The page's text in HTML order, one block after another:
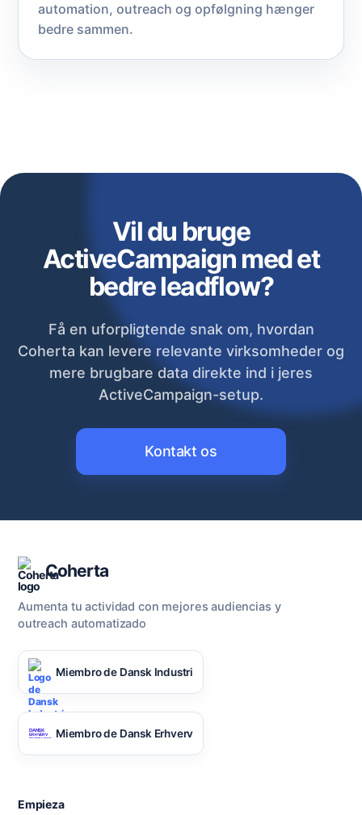
automation, outreach og opfølgning hænger
bedre sammen.
Vil du bruge
ActiveCampaign med et
bedre leadflow?
Få en uforpligtende snak om, hvordan
Coherta kan levere relevante virksomheder og
mere brugbare data direkte ind i jeres
ActiveCampaign-setup.
Kontakt os
Coherta
Aumenta tu actividad con mejores audiencias y
outreach automatizado
Miembro de Dansk Industri
Miembro de Dansk Erhverv
Empieza